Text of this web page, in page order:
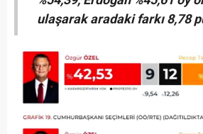
ulaşarak aradaki farkı 8,78